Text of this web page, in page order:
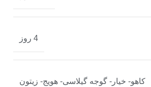
4 روز
کاهو- خیار- گوجه گیلاسی- هویج- زیتون